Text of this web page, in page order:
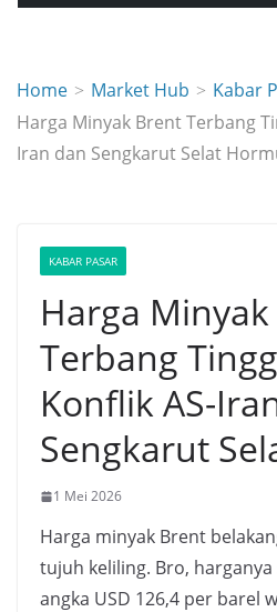
Home Market Hub
Kabar
Harga Minyak Brent Terbang
Iran dan Sengkarut Selat
KABAR PASAR
Harga
Terbang
Konflik AS-
Sengkarut
1 Mei 2026
Harga minyak Brent
tujuh keliling. Bro,
angka USD 126,4 per barel